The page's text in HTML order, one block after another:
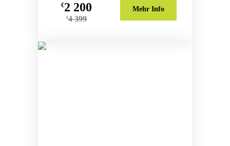
€2 200
€4 399
Mehr Info